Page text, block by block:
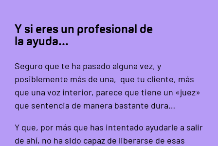
Y si eres un profesional de
la ayuda...
Seguro que te ha pasado alguna vez, y
posiblemente más de una, que tu cliente, más
que una voz interior, parece que tiene un «juez»
que sentencia de manera bastante dura…
Y que, por más que has intentado ayudarle a salir
de ahí, no ha sido capaz de liberarse de esas